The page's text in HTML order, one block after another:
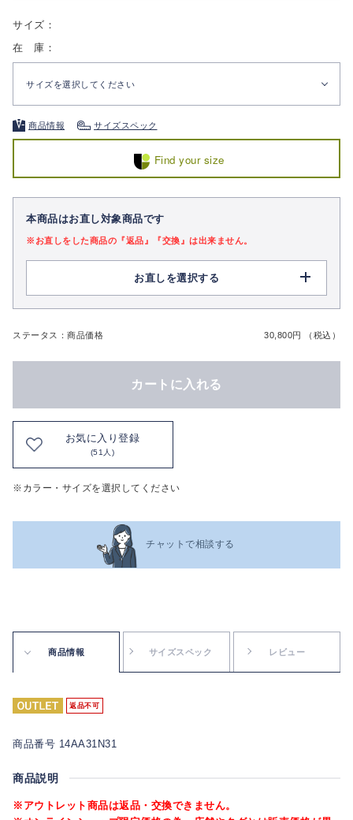
サイズ：
在 庫：
サイズを選択してください
商品情報 サイズスペック
Find your size
本商品はお直し対象商品です
※お直しをした商品の『返品』『交換』は出来ません。
お直しを選択する
ステータス：商品価格 30,800円 （税込）
カートに入れる
お気に入り登録
(51人)
※カラー・サイズを選択してください
チャットで相談する
商品情報 サイズスペック レビュー
返品不可
商品番号 14AA31N31
商品説明
※アウトレット商品は返品・交換できません。